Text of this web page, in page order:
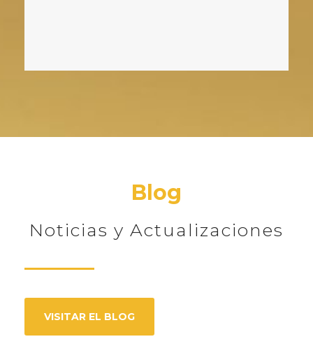
Blog
Noticias y Actualizaciones
VISITAR EL BLOG